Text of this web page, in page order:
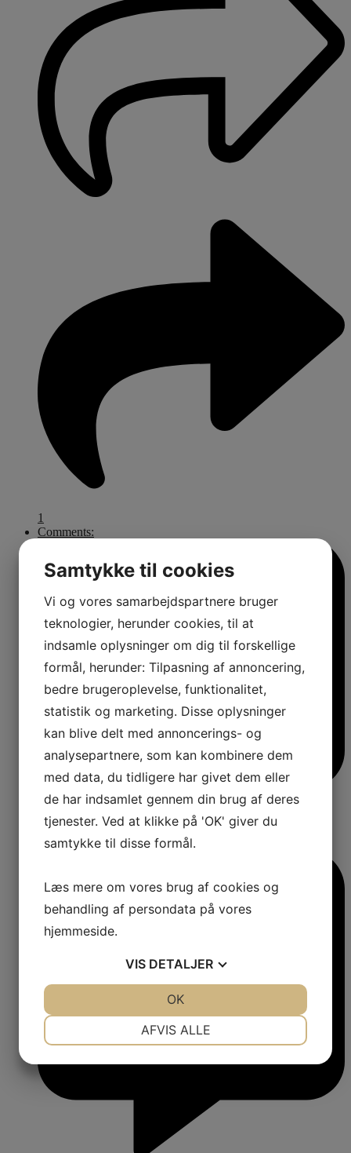
1
Comments:
Samtykke til cookies
Vi og vores samarbejdspartnere bruger
teknologier, herunder cookies, til at
indsamle oplysninger om dig til forskellige
formål, herunder: Tilpasning af annoncering,
bedre brugeroplevelse, funktionalitet,
statistik og marketing. Disse oplysninger
kan blive delt med annoncerings- og
analysepartnere, som kan kombinere dem
med data, du tidligere har givet dem eller
de har indsamlet gennem din brug af deres
tjenester. Ved at klikke på 'OK' giver du
samtykke til disse formål.
Læs mere om vores brug af cookies og
behandling af persondata på vores
hjemmeside.
VIS DETALJER
AFVIS ALLE
OK